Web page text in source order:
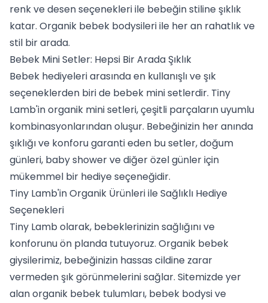
renk ve desen seçenekleri ile bebeğin stiline şıklık
katar. Organik bebek bodysileri ile her an rahatlık ve
stil bir arada.
Bebek Mini Setler: Hepsi Bir Arada Şıklık
Bebek hediyeleri arasında en kullanışlı ve şık
seçeneklerden biri de bebek mini setlerdir. Tiny
Lamb'in organik mini setleri, çeşitli parçaların uyumlu
kombinasyonlarından oluşur. Bebeğinizin her anında
şıklığı ve konforu garanti eden bu setler, doğum
günleri, baby shower ve diğer özel günler için
mükemmel bir hediye seçeneğidir.
Tiny Lamb'in Organik Ürünleri ile Sağlıklı Hediye
Seçenekleri
Tiny Lamb olarak, bebeklerinizin sağlığını ve
konforunu ön planda tutuyoruz. Organik bebek
giysilerimiz, bebeğinizin hassas cildine zarar
vermeden şık görünmelerini sağlar. Sitemizde yer
alan organik bebek tulumları, bebek bodysi ve